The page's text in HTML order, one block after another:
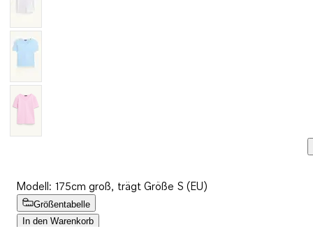
Modell: 175cm groß, trägt Größe S (EU)
Größentabelle
In den Warenkorb